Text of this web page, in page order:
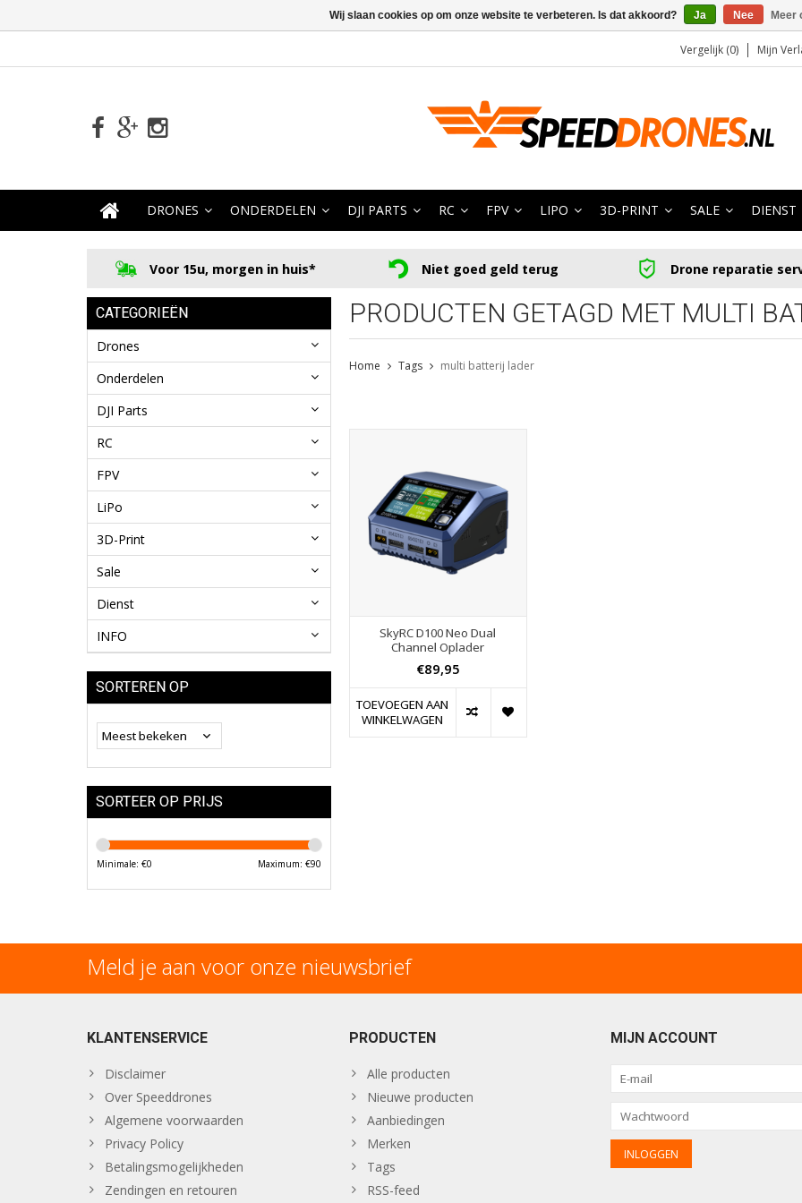
Vergelijk (0) Mijn
DRONES ONDERDELEN DJI PARTS RC FPV LIPO 3D-PRINT SALE DIENST
Voor 15u, morgen in huis* Niet goed geld terug Drone reparatie
CATEGORIEËN
Drones
Onderdelen
DJI Parts
RC
FPV
LiPo
3D-Print
Sale
Dienst
INFO
SORTEREN OP
SORTEER OP PRIJS
Minimale: €0 Maximum: €90
PRODUCTEN GETAGD MET MULTI
Home Tags multi batterij lader
SkyRC D100 Neo Dual
Channel Oplader
€89,95
TOEVOEGEN AAN
WINKELWAGEN
Meld je aan voor onze nieuwsbrief
KLANTENSERVICE
Disclaimer
Over Speeddrones
Algemene voorwaarden
Privacy Policy
Betalingsmogelijkheden
Zendingen en retouren
PRODUCTEN
Alle producten
Nieuwe producten
Aanbiedingen
Merken
Tags
RSS-feed
MIJN ACCOUNT
Wij slaan cookies op om onze website te verbeteren. Is dat akkoord? Ja Nee Meer